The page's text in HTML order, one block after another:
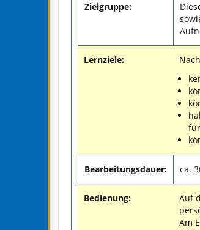
Zielgruppe:
Lernziele:
Bearbeitungsdauer: ca.
Bedienung:
Auf
Am